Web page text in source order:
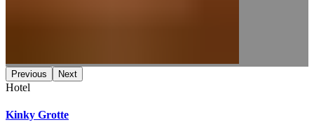
Previous Next
Hotel
Kinky Grotte